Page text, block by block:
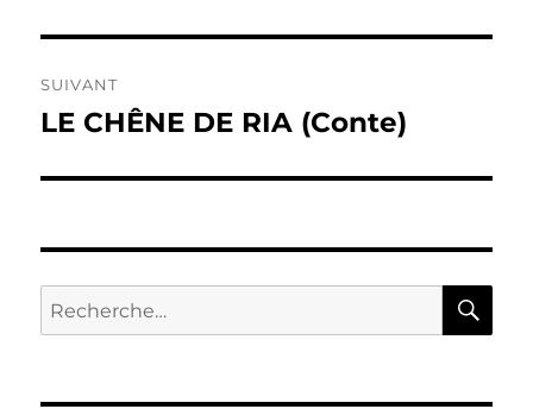
SUIVANT
Publication
LE CHÊNE DE RIA (Conte)
Recherche
pour :